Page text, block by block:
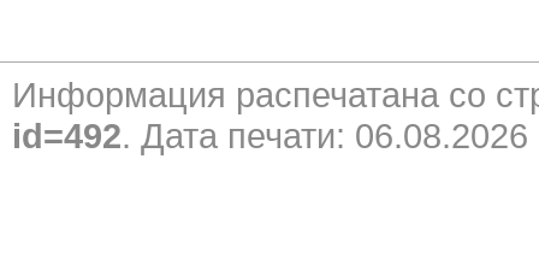
Информация распечатана со
id=492. Дата печати: